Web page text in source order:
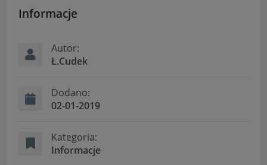
Informacje
Autor:
Ł.Cudek
Dodano:
02-01-2019
Kategoria:
Informacje
przetwarzania danych osobowych dostępne są cały
czas w sekcji
"Nasza szkoła" > "Bezpieczeństwo"